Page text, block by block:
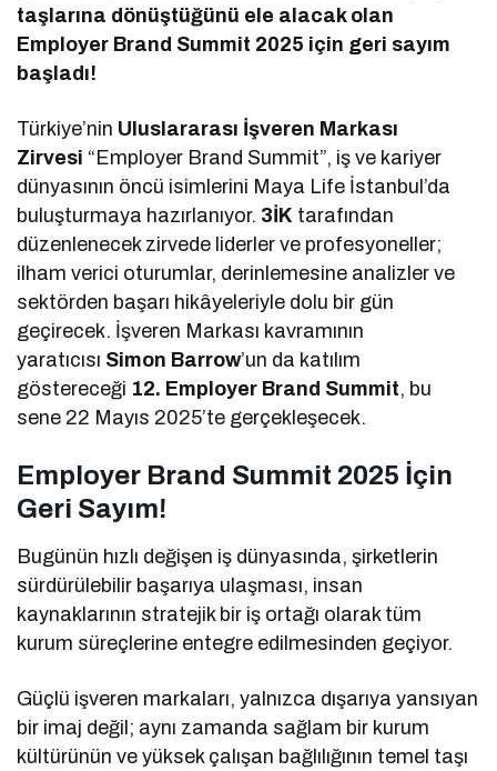
taşlarına dönüştüğünü ele alacak olan
Employer Brand Summit 2025 için geri sayım
başladı!
Türkiye’nin Uluslararası İşveren Markası
Zirvesi “Employer Brand Summit”, iş ve kariyer
dünyasının öncü isimlerini Maya Life İstanbul’da
buluşturmaya hazırlanıyor. 3İK tarafından
düzenlenecek zirvede liderler ve profesyoneller;
ilham verici oturumlar, derinlemesine analizler ve
sektörden başarı hikâyeleriyle dolu bir gün
geçirecek. İşveren Markası kavramının
yaratıcısı Simon Barrow’un da katılım
göstereceği 12. Employer Brand Summit, bu
sene 22 Mayıs 2025’te gerçekleşecek.
Employer Brand Summit 2025 İçin
Geri Sayım!
Bugünün hızlı değişen iş dünyasında, şirketlerin
sürdürülebilir başarıya ulaşması, insan
kaynaklarının stratejik bir iş ortağı olarak tüm
kurum süreçlerine entegre edilmesinden geçiyor.
Güçlü işveren markaları, yalnızca dışarıya yansıyan
bir imaj değil; aynı zamanda sağlam bir kurum
kültürünün ve yüksek çalışan bağlılığının temel taşı